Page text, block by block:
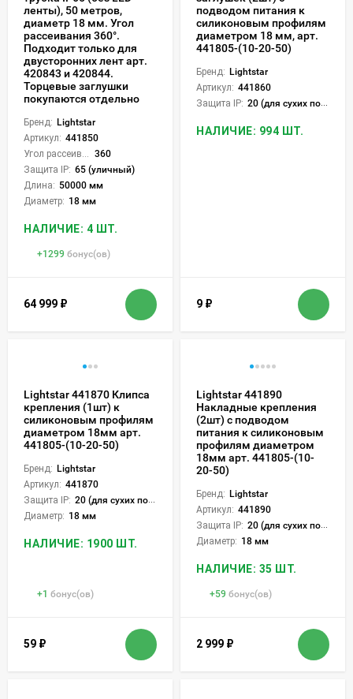
ленты), 50 метров,
диаметр 18 мм. Угол
рассеивания 360°.
Подходит только для
двусторонних лент арт.
420843 и 420844.
Торцевые заглушки
покупаются отдельно
Бренд: Lightstar
Артикул: 441850
360
Защита IP: 65 (уличный)
Длина: 50000 мм
Диаметр: 18 мм
НАЛИЧИЕ: 4 ШТ.
+1299 бонус(ов)
64 999 ₽
подводом питания к
силиконовым профилям
диаметром 18 мм, арт.
441805-(10-20-50)
Бренд: Lightstar
Артикул: 441860
Защита IP: 20 (для сухих пом.)
НАЛИЧИЕ: 994 ШТ.
9 ₽
Lightstar 441870 Клипса
крепления (1шт) к
силиконовым профилям
диаметром 18мм арт.
441805-(10-20-50)
Бренд: Lightstar
Артикул: 441870
Защита IP: 20 (для сухих пом.)
Диаметр: 18 мм
НАЛИЧИЕ: 1900 ШТ.
+1 бонус(ов)
59 ₽
Lightstar 441890
Накладные крепления
(2шт) с подводом
питания к силиконовым
профилям диаметром
18мм арт. 441805-(10-
20-50)
Бренд: Lightstar
Артикул: 441890
Защита IP: 20 (для сухих пом.)
Диаметр: 18 мм
НАЛИЧИЕ: 35 ШТ.
+59 бонус(ов)
2 999 ₽